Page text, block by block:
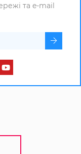
та e-mail